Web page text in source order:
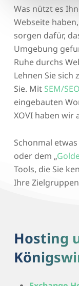
Was nützt es
Webseite
sorgen dafür,
Umgebung
Ruhe durchs
Lehnen Sie
Sie. Mit SEM/SEO
eingebauten
XOVI haben wir
Schonmal
oder dem „
Tools, die Sie
Ihre
Hosting